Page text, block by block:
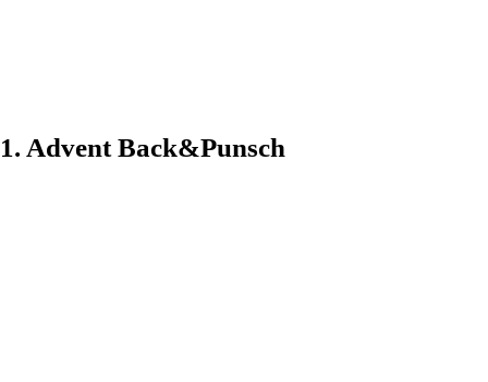
1. Advent Back&Punsch